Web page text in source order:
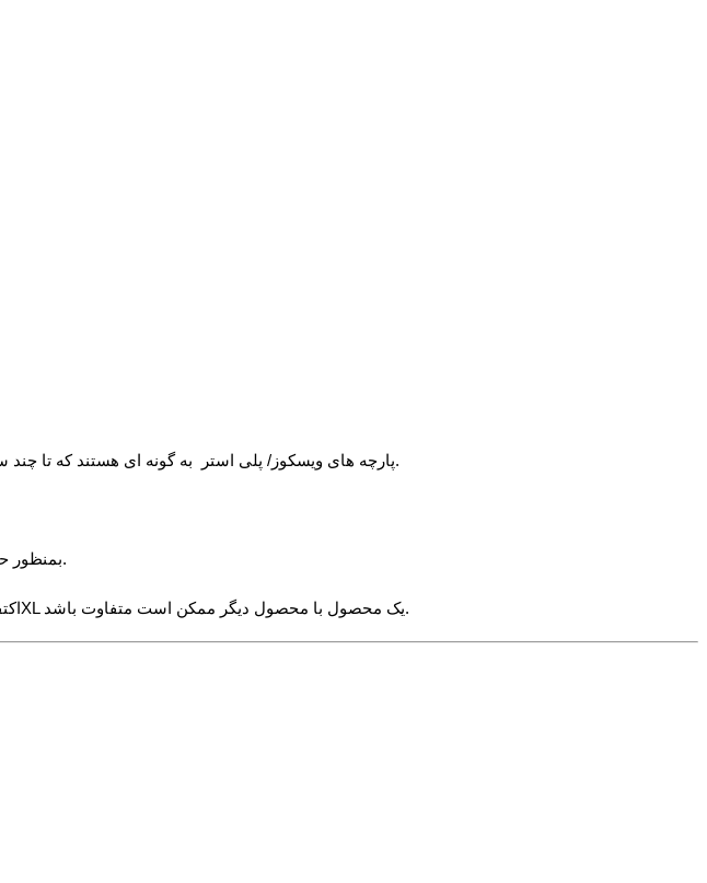
√ پارچه های ویسکوز/ پلی استر به گونه ای هستند که تا چند سانت قابلیت جا باز کردن دارند. مثلا اگر عرض تیشرت 60 سانت باشد چند سانتی متر نیز قابلیت کش آمدن دارند.
√ بمنظور حفظ شئونات فرهنگی و اسلامی نمایش عکس کامل مقدور نیست. برای دیدن عکس کامل تلگرام یا واتساپ بزنید.
√ برای انتخاب سایز صرفا به کلماتی مانند 4XL اکتفا نکنید بلکه اندازه های زیر را مشاهده کنید. چرا که اندازه ی مثلا 4XL یک محصول با محصول دیگر ممکن است متفاوت باشد.